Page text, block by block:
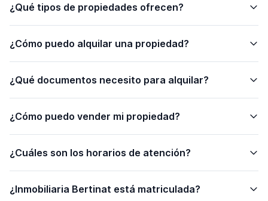
¿Qué tipos de propiedades ofrecen?
¿Cómo puedo alquilar una propiedad?
¿Qué documentos necesito para alquilar?
¿Cómo puedo vender mi propiedad?
¿Cuáles son los horarios de atención?
¿Inmobiliaria Bertinat está matriculada?